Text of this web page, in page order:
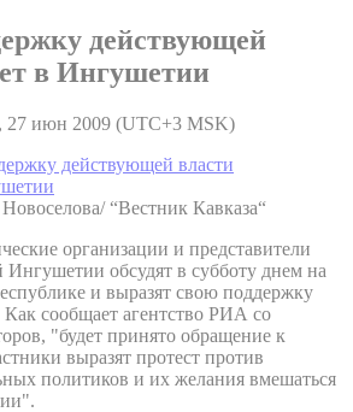
действующей
в Ингушетии
27 июн 2009 (UTC+3 MSK)
“Вестник Кавказа“
организации и представители
Ингушетии обсудят в субботу днем на
и выразят свою поддержку
сообщает агентство РИА со
"будет принято обращение к
выразят протест против
политиков и их желания вмешаться